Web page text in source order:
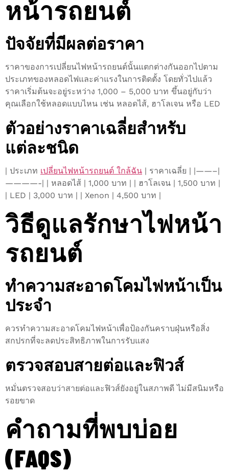
หน้ารถยนต์
ปัจจัยที่มีผลต่อราคา
ราคาของการเปลี่ยนไฟหน้ารถยนต์นั้นแตกต่างกันออกไปตาม
ประเภทของหลอดไฟและค่าแรงในการติดตั้ง โดยทั่วไปแล้ว
ราคาเริ่มต้นจะอยู่ระหว่าง 1,000 – 5,000 บาท ขึ้นอยู่กับว่า
คุณเลือกใช้หลอดแบบไหน เช่น หลอดไส้, ฮาโลเจน หรือ LED
ตัวอย่างราคาเฉลี่ยสำหรับ
แต่ละชนิด
| ประเภท เปลี่ยนไฟหน้ารถยนต์ ใกล้ฉัน | ราคาเฉลี่ย | |——–|
————-| | หลอดไส้ | 1,000 บาท | | ฮาโลเจน | 1,500 บาท |
| LED | 3,000 บาท | | Xenon | 4,500 บาท |
วิธีดูแลรักษาไฟหน้า
รถยนต์
ทำความสะอาดโคมไฟหน้าเป็น
ประจำ
ควรทำความสะอาดโคมไฟหน้าเพื่อป้องกันคราบฝุ่นหรือสิ่ง
สกปรกที่จะลดประสิทธิภาพในการรับแสง
ตรวจสอบสายต่อและฟิวส์
หมั่นตรวจสอบว่าสายต่อและฟิวส์ยังอยู่ในสภาพดี ไม่มีสนิมหรือ
รอยขาด
คำถามที่พบบ่อย
(FAQS)